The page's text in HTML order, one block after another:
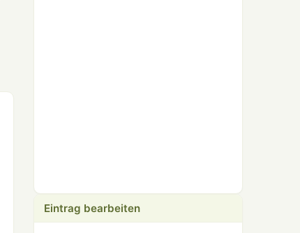
Eintrag bearbeiten